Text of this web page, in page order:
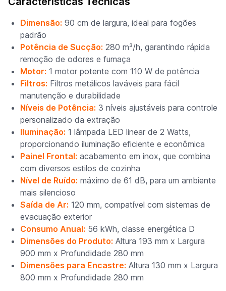
Dimensão: 90 cm de largura, ideal para fogões
padrão
Potência de Sucção: 280 m³/h, garantindo rápida
remoção de odores e fumaça
Motor: 1 motor potente com 110 W de potência
Filtros: Filtros metálicos laváveis para fácil
manutenção e durabilidade
Níveis de Potência: 3 níveis ajustáveis para controle
personalizado da extração
Iluminação: 1 lâmpada LED linear de 2 Watts,
proporcionando iluminação eficiente e econômica
Painel Frontal: acabamento em inox, que combina
com diversos estilos de cozinha
Nível de Ruído: máximo de 61 dB, para um ambiente
mais silencioso
Saída de Ar: 120 mm, compatível com sistemas de
evacuação exterior
Consumo Anual: 56 kWh, classe energética D
Dimensões do Produto: Altura 193 mm x Largura
900 mm x Profundidade 280 mm
Dimensões para Encastre: Altura 130 mm x Largura
800 mm x Profundidade 280 mm